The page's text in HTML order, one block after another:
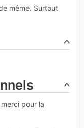
même. Surtout
pour la